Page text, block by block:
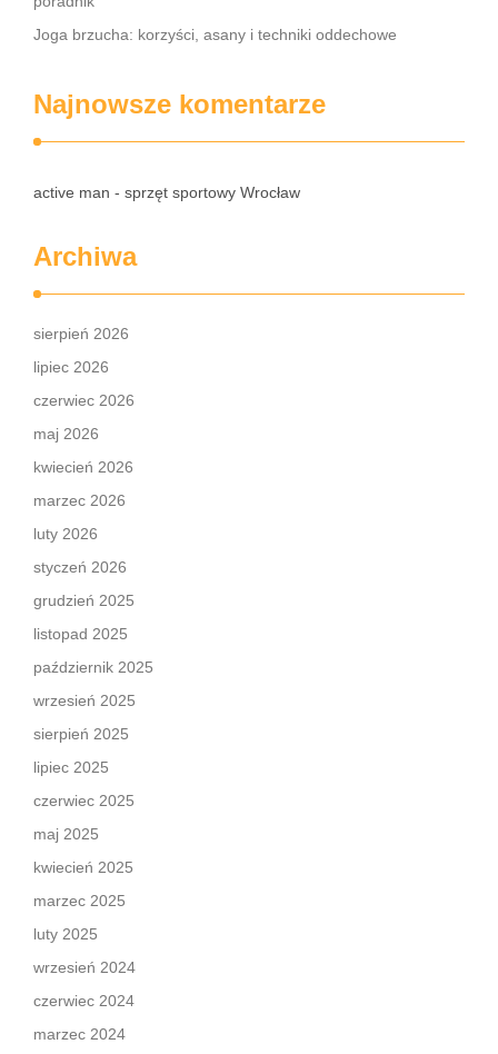
Joga brzucha: korzyści, asany i techniki oddechowe
Najnowsze komentarze
active man - sprzęt sportowy Wrocław
Archiwa
sierpień 2026
lipiec 2026
czerwiec 2026
maj 2026
kwiecień 2026
marzec 2026
luty 2026
styczeń 2026
grudzień 2025
listopad 2025
październik 2025
wrzesień 2025
sierpień 2025
lipiec 2025
czerwiec 2025
maj 2025
kwiecień 2025
marzec 2025
luty 2025
wrzesień 2024
czerwiec 2024
marzec 2024